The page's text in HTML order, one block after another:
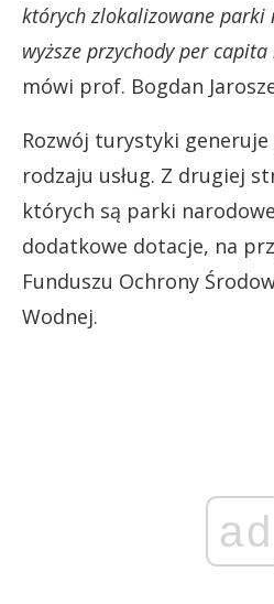
których zlokalizowane parki
wyższe przychody per
mówi prof. Bogdan
Rozwój turystyki
rodzaju usług. Z drugiej
których są parki
dodatkowe dotacje, na
Funduszu Ochrony
Wodnej.
ad